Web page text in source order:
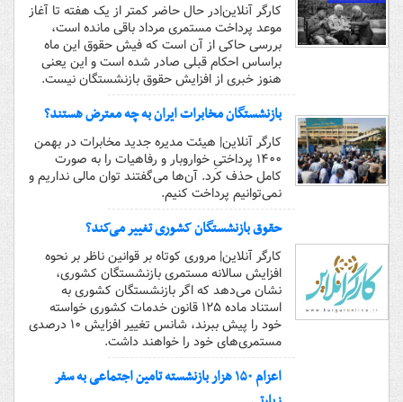
کارگر آنلاین|در حال حاضر کمتر از یک هفته تا آغاز
موعد پرداخت مستمری مرداد باقی مانده است،
بررسی حاکی از آن است که فیش حقوق این ماه
براساس احکام قبلی صادر شده است و این یعنی
هنوز خبری از افزایش حقوق بازنشستگان نیست.
بازنشستگان مخابرات ایران به چه معترض هستند؟
کارگر آنلاین| هیئت مدیره جدید مخابرات در بهمن
۱۴۰۰ پرداختیِ خواروبار و رفاهیات را به صورت
کامل حذف کرد. آن‌ها می‌گفتند توان مالی نداریم و
نمی‌توانیم پرداخت کنیم.
حقوق بازنشستگان کشوری تغییر می‌کند؟
کارگر آنلاین| مروری کوتاه بر قوانین ناظر بر نحوه
افزایش سالانه مستمری بازنشستگان کشوری،
نشان می‌دهد که اگر بازنشستگان کشوری به
استناد ماده ۱۲۵ قانون خدمات کشوری خواسته
خود را پیش ببرند، شانس تغییر افزایش ۱۰ درصدی
مستمری‌های خود را خواهند داشت.
اعزام ۱۵۰ هزار بازنشسته تامین اجتماعی به سفر